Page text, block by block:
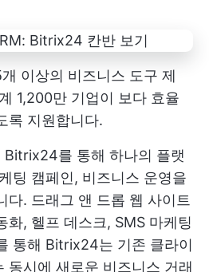
이상의 비즈니스 도구 제
1,200만 기업이 보다 효율
록 지원합니다.
Bitrix24를 통해 하나의 플랫
팅 캠페인, 비즈니스 운영을
다. 드래그 앤 드롭 웹 사이트
화, 헬프 데스크, SMS 마케팅
통해 Bitrix24는 기존 클라이
동시에 새로운 비즈니스 거래